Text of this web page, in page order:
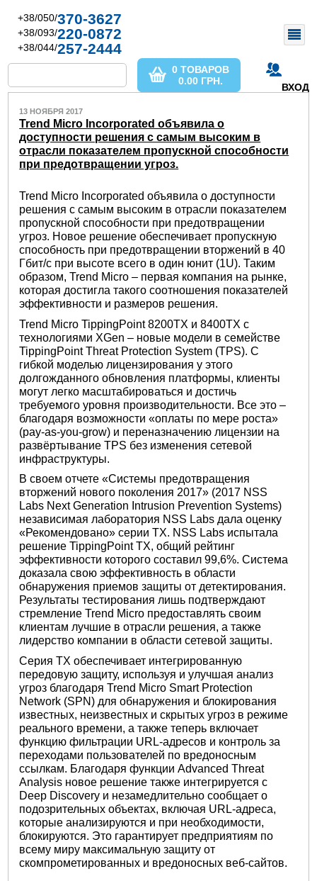
+38/050/370-3627
+38/093/220-0872
+38/044/257-2444
ВХОД
0 ТОВАРОВ
0.00 ГРН.
13 НОЯБРЯ 2017
Trend Micro Incorporated объявила о
доступности решения с самым высоким в
отрасли показателем пропускной способности
при предотвращении угроз.
Trend Micro Incorporated объявила о доступности
решения с самым высоким в отрасли показателем
пропускной способности при предотвращении
угроз. Новое решение обеспечивает пропускную
способность при предотвращении вторжений в 40
Гбит/с при высоте всего в один юнит (1U). Таким
образом, Trend Micro – первая компания на рынке,
которая достигла такого соотношения показателей
эффективности и размеров решения.
Trend Micro TippingPoint 8200TX и 8400TX с
технологиями XGen – новые модели в семействе
TippingPoint Threat Protection System (TPS). С
гибкой моделью лицензирования у этого
долгожданного обновления платформы, клиенты
могут легко масштабироваться и достичь
требуемого уровня производительности. Все это –
благодаря возможности «оплаты по мере роста»
(pay-as-you-grow) и переназначению лицензии на
развёртывание TPS без изменения сетевой
инфраструктуры.
В своем отчете «Системы предотвращения
вторжений нового поколения 2017» (2017 NSS
Labs Next Generation Intrusion Prevention Systems)
независимая лаборатория NSS Labs дала оценку
«Рекомендовано» серии TX. NSS Labs испытала
решение TippingPoint TX, общий рейтинг
эффективности которого составил 99,6%. Система
доказала свою эффективность в области
обнаружения приемов защиты от детектирования.
Результаты тестирования лишь подтверждают
стремление Trend Micro предоставлять своим
клиентам лучшие в отрасли решения, а также
лидерство компании в области сетевой защиты.
Серия TX обеспечивает интегрированную
передовую защиту, используя и улучшая анализ
угроз благодаря Trend Micro Smart Protection
Network (SPN) для обнаружения и блокирования
известных, неизвестных и скрытых угроз в режиме
реального времени, а также теперь включает
функцию фильтрации URL-адресов и контроль за
переходами пользователей по вредоносным
ссылкам. Благодаря функции Advanced Threat
Analysis новое решение также интегрируется с
Deep Discovery и незамедлительно сообщает о
подозрительных объектах, включая URL-адреса,
которые анализируются и при необходимости,
блокируются. Это гарантирует предприятиям по
всему миру максимальную защиту от
скомпрометированных и вредоносных веб-сайтов.